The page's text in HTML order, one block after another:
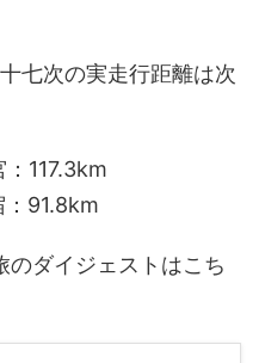
七次の実走行距離は次
117.3km
91.8km
ダイジェストはこち